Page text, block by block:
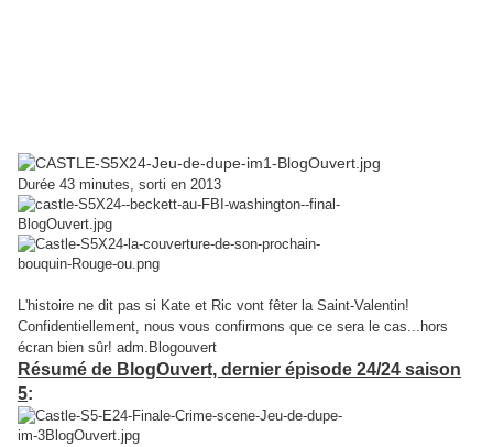
Durée 43 minutes, sorti en 2013
L'histoire ne dit pas si Kate et Ric vont fêter la Saint-Valentin!
Confidentiellement, nous vous confirmons que ce sera le cas...hors
écran bien sûr! adm.Blogouvert
Résumé de BlogOuvert, dernier épisode 24/24 saison
5: